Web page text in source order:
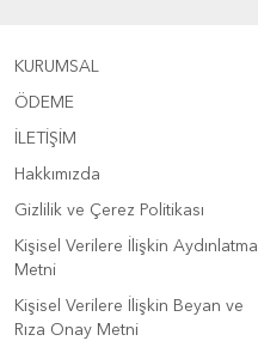
KURUMSAL
ÖDEME
İLETİŞİM
Hakkımızda
Gizlilik ve Çerez Politikası
Kişisel Verilere İlişkin Aydınlatma
Metni
Kişisel Verilere İlişkin Beyan ve
Rıza Onay Metni